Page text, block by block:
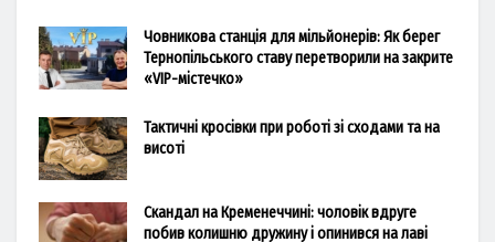
Човникова станція для мільйонерів: Як берег
Тернопільського ставу перетворили на закрите
«VIP-містечко»
Тактичні кросівки при роботі зі сходами та на
висоті
Скандал на Кременеччині: чоловік вдруге
побив колишню дружину і опинився на лаві